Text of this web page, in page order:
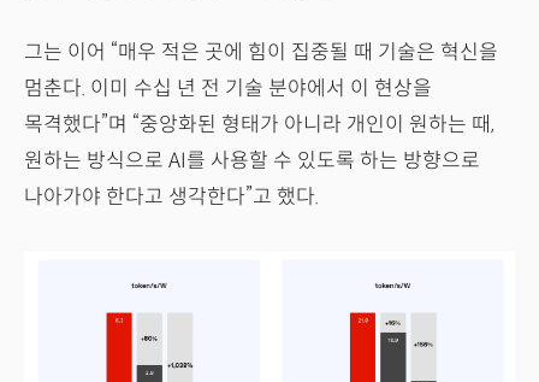
그는 이어 “매우 적은 곳에 힘이 집중될 때 기술은 혁신을
멈춘다. 이미 수십 년 전 기술 분야에서 이 현상을
목격했다”며 “중앙화된 형태가 아니라 개인이 원하는 때,
원하는 방식으로 AI를 사용할 수 있도록 하는 방향으로
나아가야 한다고 생각한다”고 했다.